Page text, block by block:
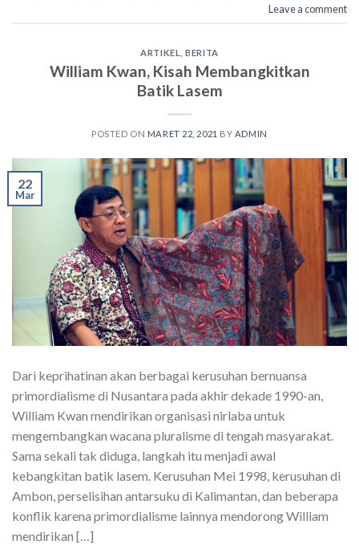
Leave a comment
ARTIKEL ,BERITA
William Kwan, Kisah Membangkitkan
Batik Lasem
POSTED ON MARET 22, 2021 BY ADMIN
22
Mar
Dari keprihatinan akan berbagai kerusuhan bernuansa
primordialisme di Nusantara pada akhir dekade 1990-an,
William Kwan mendirikan organisasi nirlaba untuk
mengembangkan wacana pluralisme di tengah masyarakat.
Sama sekali tak diduga, langkah itu menjadi awal
kebangkitan batik lasem. Kerusuhan Mei 1998, kerusuhan di
Ambon, perselisihan antarsuku di Kalimantan, dan beberapa
konflik karena primordialisme lainnya mendorong William
mendirikan […]